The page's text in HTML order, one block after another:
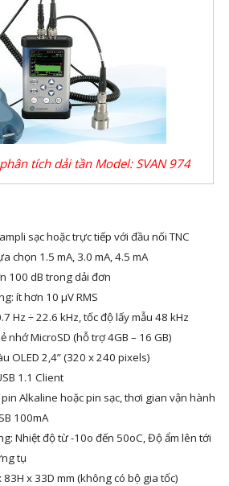
tích dải tần Model: SVAN 974
sạc hoặc trực tiếp với đầu nối TNC
chọn 1.5 mA, 3.0 mA, 4.5 mA
100 dB trong dải đơn
ít hơn 10 µV RMS
Hz ÷ 22.6 kHz, tốc độ lấy mẫu 48 kHz
nhớ MicroSD (hỗ trợ 4GB – 16 GB)
OLED 2,4” (320 x 240 pixels)
1.1 Client
Alkaline hoặc pin sạc, thơi gian vận hành
100mA
Nhiệt độ từ -10o đến 50oC, Độ ẩm lên tới
tụ
x 33D mm (không có bộ gia tốc)